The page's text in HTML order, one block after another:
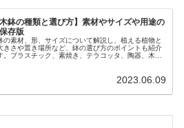
木鉢の種類と選び方】素材やサイズや用途の
存版
の素材、形、サイズについて解説し、植える植物と
きさや置き場所など、鉢の選び方のポイントも紹介
。プラスチック、素焼き、テラコッタ、陶器、木
2023.06.09